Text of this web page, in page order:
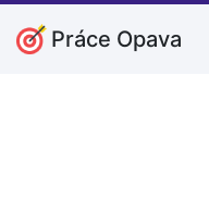
Práce Opava